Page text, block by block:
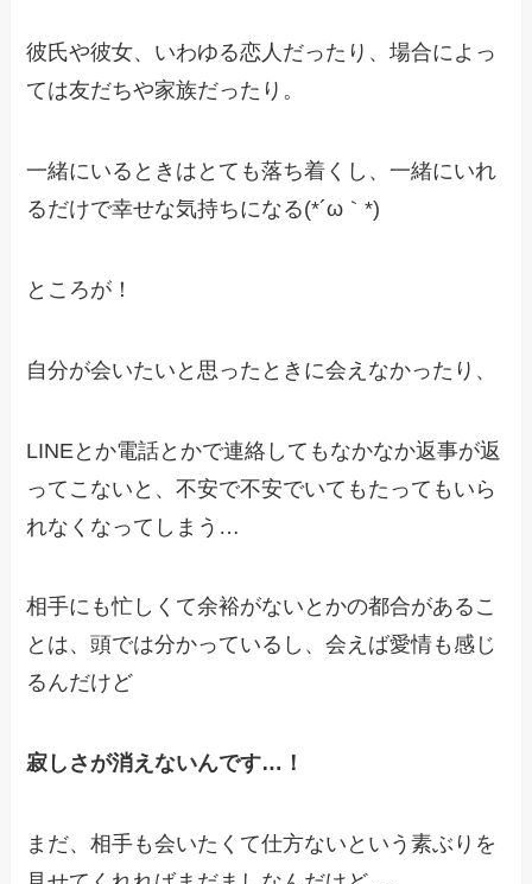
彼氏や彼女、いわゆる恋人だったり、場合によっ
ては友だちや家族だったり。
一緒にいるときはとても落ち着くし、一緒にいれ
るだけで幸せな気持ちになる(*´ω｀*)
ところが！
自分が会いたいと思ったときに会えなかったり、
LINEとか電話とかで連絡してもなかなか返事が返
ってこないと、不安で不安でいてもたってもいら
れなくなってしまう…
相手にも忙しくて余裕がないとかの都合があるこ
とは、頭では分かっているし、会えば愛情も感じ
るんだけど
寂しさが消えないんです…！
まだ、相手も会いたくて仕方ないという素ぶりを